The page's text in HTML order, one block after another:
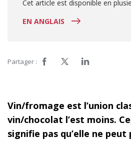
Cet article est disponible en
EN ANGLAIS
Partager :
Vin/fromage est l’union
vin/chocolat l’est moins.
signifie pas qu’elle ne